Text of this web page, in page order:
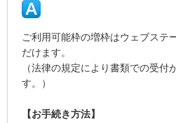
ご利用可能枠の増枠はウェブステ
だけます。
（法律の規定により書類での受付
す。）
【お手続き方法】